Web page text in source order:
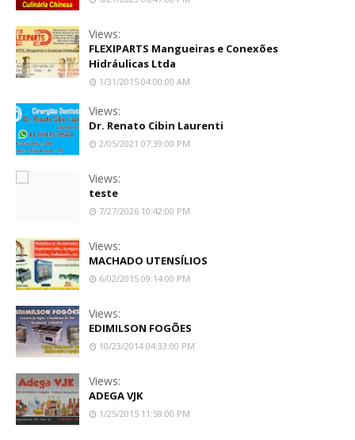
Views:
FLEXIPARTS Mangueiras e Conexões
Hidráulicas Ltda
1/31/2015 04:00:00 AM
Views:
Dr. Renato Cibin Laurenti
2/05/2021 07:39:00 PM
Views:
teste
7/27/2026 10:42:00 PM
Views:
MACHADO UTENSÍLIOS
6/02/2015 09:14:00 PM
Views:
EDIMILSON FOGÕES
10/23/2014 04:33:00 PM
Views:
ADEGA VJK
1/25/2015 11:59:00 PM